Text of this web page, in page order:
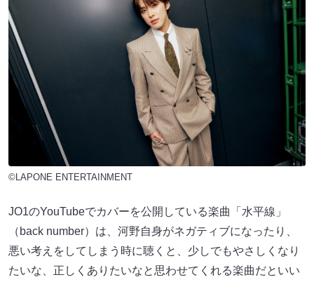
©LAPONE ENTERTAINMENT
JO1のYouTubeでカバーを公開している楽曲「水平線」
（back number）は、河野自身がネガティブになったり、
悪い考えをしてしまう時に聴くと、少しでもやさしくなり
たいな、正しくありたいなと思わせてくれる楽曲だといい